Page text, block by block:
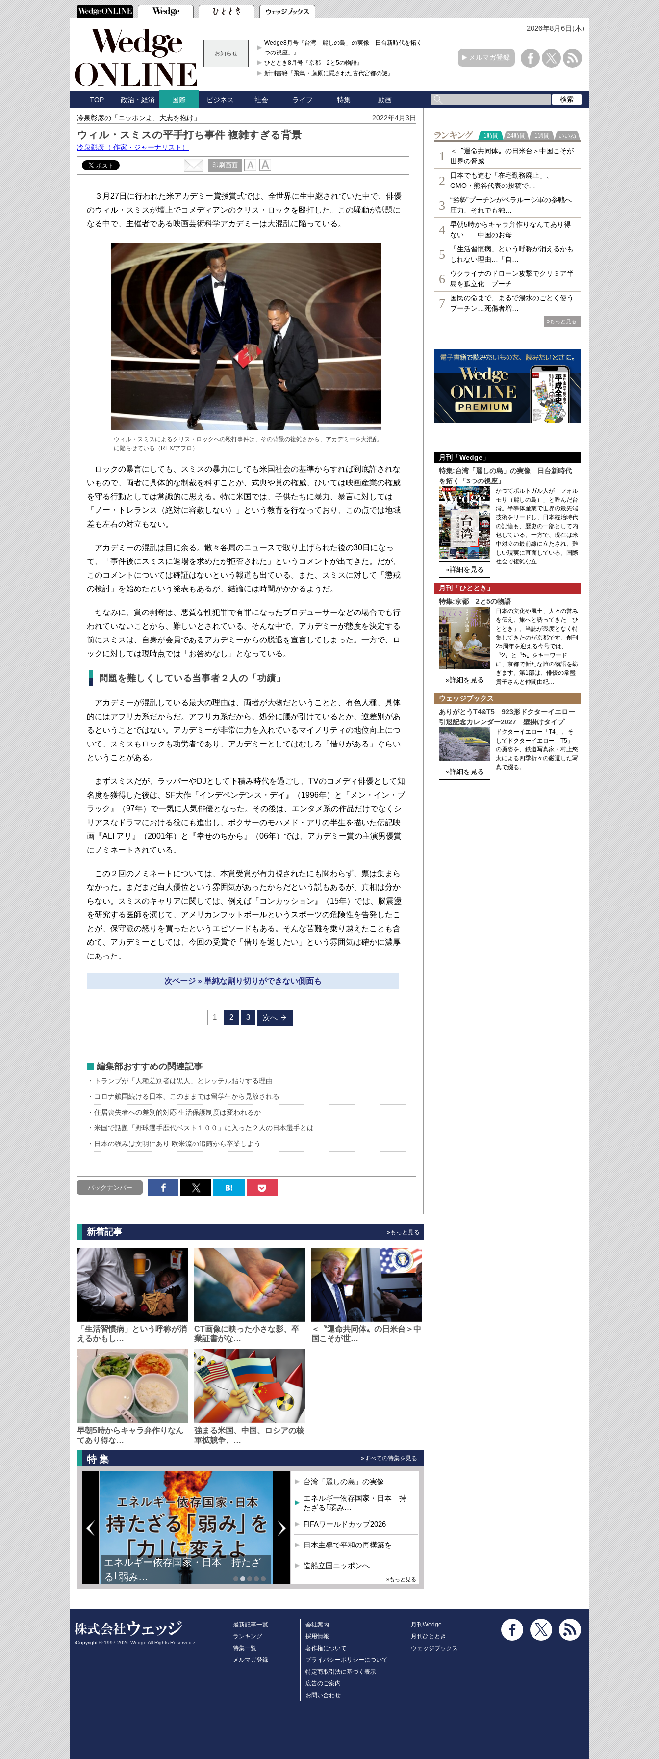
2026年8月6日(木)
お知らせ
Wedge8月号『台湾「麗しの島」の実像 日台新時代を拓く「3
つの視座」』
ひととき8月号『京都 2と5の物語』
新刊書籍『飛鳥・藤原に隠された古代宮都の謎』
メルマガ登録
TOP 政治・経済 国際 ビジネス 社会 ライフ 特集 動画
冷泉彰彦の「ニッポンよ、大志を抱け」 2022年4月3日
ウィル・スミスの平手打ち事件 複雑すぎる背景
冷泉彰彦 （ 作家・ジャーナリスト）
印刷画面
３月27日に行われた米アカデミー賞授賞式では、全世界に生中継されていた中で、俳優
のウィル・スミスが壇上でコメディアンのクリス・ロックを殴打した。この騒動が話題に
なる中で、主催者である映画芸術科学アカデミーは大混乱に陥っている。
ウィル・スミスによるクリス・ロックへの殴打事件は、その背景の複雑さから、アカデミーを大混乱
に陥らせている（REX/アフロ）
ロックの暴言にしても、スミスの暴力にしても米国社会の基準からすれば到底許されな
いもので、両者に具体的な制裁を科すことが、式典や賞の権威、ひいては映画産業の権威
を守る行動としては常識的に思える。特に米国では、子供たちに暴力、暴言に対しては
「ノー・トレランス（絶対に容赦しない）」という教育を行なっており、この点では地域
差も左右の対立もない。
アカデミーの混乱は目に余る。散々各局のニュースで取り上げられた後の30日になっ
て、「事件後にスミスに退場を求めたが拒否された」というコメントが出てきた。だが、
このコメントについては確証はないという報道も出ている。また、スミスに対して「懲戒
の検討」を始めたという発表もあるが、結論には時間がかかるようだ。
ちなみに、賞の剥奪は、悪質な性犯罪で有罪になったプロデューサーなどの場合でも行
われていないことから、難しいとされている。そんな中で、アカデミーが態度を決定する
前にスミスは、自身が会員であるアカデミーからの脱退を宣言してしまった。一方で、ロ
ックに対しては現時点では「お咎めなし」となっている。
問題を難しくしている当事者２人の「功績」
アカデミーが混乱している最大の理由は、両者が大物だということと、有色人種、具体
的にはアフリカ系だからだ。アフリカ系だから、処分に腰が引けているとか、逆差別があ
るということではない。アカデミーが非常に力を入れているマイノリティの地位向上につ
いて、スミスもロックも功労者であり、アカデミーとしてはむしろ「借りがある」ぐらい
ということがある。
まずスミスだが、ラッパーやDJとして下積み時代を過ごし、TVのコメディ俳優として知
名度を獲得した後は、SF大作『インデペンデンス・デイ』（1996年）と『メン・イン・ブ
ラック』（97年）で一気に人気俳優となった。その後は、エンタメ系の作品だけでなくシ
リアスなドラマにおける役にも進出し、ボクサーのモハメド・アリの半生を描いた伝記映
画『ALI アリ』（2001年）と『幸せのちから』（06年）では、アカデミー賞の主演男優賞
にノミネートされている。
この２回のノミネートについては、本賞受賞が有力視されたにも関わらず、票は集まら
なかった。まだまだ白人優位という雰囲気があったからだという説もあるが、真相は分か
らない。スミスのキャリアに関しては、例えば『コンカッション』（15年）では、脳震盪
を研究する医師を演じて、アメリカンフットボールというスポーツの危険性を告発したこ
とが、保守派の怒りを買ったというエピソードもある。そんな苦難を乗り越えたことも含
めて、アカデミーとしては、今回の受賞で「借りを返したい」という雰囲気は確かに濃厚
にあった。
次ページ » 単純な割り切りができない側面も
1 2 3 次へ
編集部おすすめの関連記事
トランプが「人種差別者は黒人」とレッテル貼りする理由
コロナ鎖国続ける日本、このままでは留学生から見放される
住居喪失者への差別的対応 生活保護制度は変われるか
米国で話題「野球選手歴代ベスト１００」に入った２人の日本選手とは
日本の強みは文明にあり 欧米流の追随から卒業しよう
バックナンバー
新着記事 »もっと見る
「生活習慣病」という呼称が消
えるかもし…
CT画像に映った小さな影、卒
業証書がな…
＜〝運命共同体〟の日米台＞中
国こそが世…
早朝5時からキャラ弁作りなん
てあり得な…
強まる米国、中国、ロシアの核
軍拡競争、…
特集 »すべての特集を見る
エネルギー依存国家・日本 持たざ
る｢弱み…
台湾「麗しの島」の実像
エネルギー依存国家・日本 持
たざる｢弱み…
FIFAワールドカップ2026
日本主導で平和の再構築を
造船立国ニッポンへ
»もっと見る
ランキング
1時間 24時間 1週間 いいね
1
＜〝運命共同体〟の日米台＞中国こそが
世界の脅威....…
2
日本でも進む「在宅勤務廃止」、
GMO・熊谷代表の投稿で…
3
“劣勢”プーチンがベラルーシ軍の参戦へ
圧力、それでも独…
4
早朝5時からキャラ弁作りなんてあり得
ない……中国のお母…
5
「生活習慣病」という呼称が消えるかも
しれない理由…「自…
6
ウクライナのドローン攻撃でクリミア半
島を孤立化…プーチ…
7
国民の命まで、まるで湯水のごとく使う
プーチン…死傷者増…
»もっと見る
月刊「Wedge」
特集:台湾「麗しの島」の実像 日台新時代
を拓く「3つの視座」
»詳細を見る
かつてポルトガル人が「フォル
モサ（麗しの島）」と呼んだ台
湾。半導体産業で世界の最先端
技術をリードし、日本統治時代
の記憶も、歴史の一部として内
包している。一方で、現在は米
中対立の最前線に立たされ、難
しい現実に直面している。国際
社会で複雑な立…
月刊「ひととき」
特集:京都 2と5の物語
»詳細を見る
日本の文化や風土、人々の営み
を伝え、旅へと誘ってきた「ひ
ととき」。当誌が幾度となく特
集してきたのが京都です。創刊
25周年を迎える今号では、
〝2〟と〝5〟をキーワード
に、京都で新たな旅の物語を紡
ぎます。第1部は、俳優の常盤
貴子さんと仲間由紀…
ウェッジブックス
ありがとうT4&T5 923形ドクターイエロー
引退記念カレンダー2027 壁掛けタイプ
»詳細を見る
ドクターイエロー「T4」、そ
してドクターイエロー「T5」
の勇姿を、鉄道写真家・村上悠
太による四季折々の厳選した写
真で綴る。
‹Copyright © 1997-2026 Wedge All Rights Reserved.›
最新記事一覧
ランキング
特集一覧
メルマガ登録
会社案内
採用情報
著作権について
プライバシーポリシーについて
特定商取引法に基づく表示
広告のご案内
お問い合わせ
月刊Wedge
月刊ひととき
ウェッジブックス